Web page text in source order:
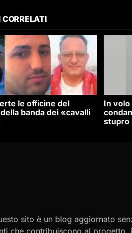
le officine del
banda dei «cavalli
In volo
stupro
sito è un blog aggiornato
che contribuiscono al progetto,